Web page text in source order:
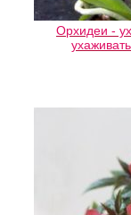
Орхидеи -